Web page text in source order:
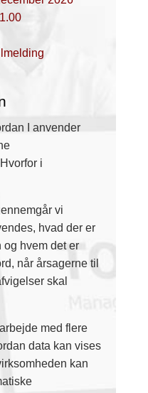
I anvender
i
vi
hvad der er
hvem det er
når årsagerne til
skal
med flere
data kan vises
kan